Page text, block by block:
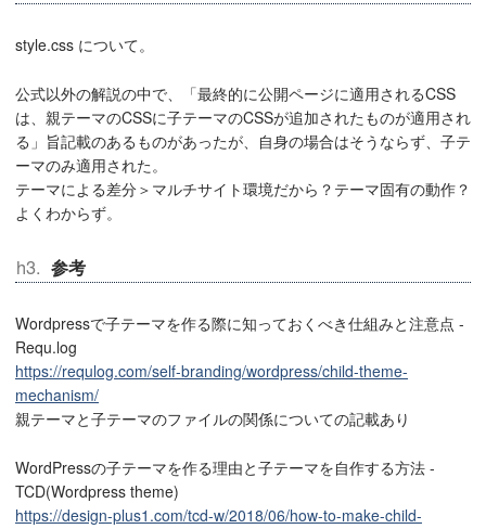
style.css について。
公式以外の解説の中で、「最終的に公開ページに適用されるCSS
は、親テーマのCSSに子テーマのCSSが追加されたものが適用され
る」旨記載のあるものがあったが、自身の場合はそうならず、子テ
ーマのみ適用された。
テーマによる差分＞マルチサイト環境だから？テーマ固有の動作？
よくわからず。
参考
Wordpressで子テーマを作る際に知っておくべき仕組みと注意点 -
Requ.log
https://requlog.com/self-branding/wordpress/child-theme-
mechanism/
親テーマと子テーマのファイルの関係についての記載あり
WordPressの子テーマを作る理由と子テーマを自作する方法 -
TCD(Wordpress theme)
https://design-plus1.com/tcd-w/2018/06/how-to-make-child-